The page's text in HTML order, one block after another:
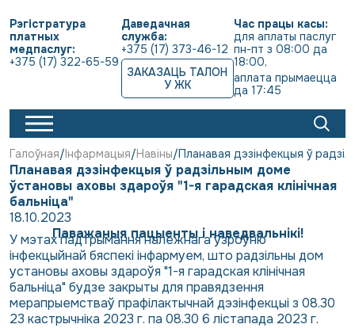
Рэгістратура
платных
медпаслуг:
+375 (17) 322-65-59
Даведачная
служба:
+375 (17) 373-46-12
ЗАКАЗАЦЬ ТАЛОН
У ЖК
Час працы касы:
для аплаты паслуг
пн-пт з 08:00 да
18:00,
аплата прымаецца
да 17:45
Галоўная Інфармацыя Навіны Планавая дэзінфекцыя ў
Планавая дэзінфекцыя ў радзільным доме
ўстановы аховы здароўя "1-я гарадская клінічная
бальніца"
18.10.2023
Паважаныя пацыенты і наведвальнікі!
У мэтах падтрымання належнага ўзроўню
інфекцыйнай бяспекі інфармуем, што радзільны дом
установы аховы здароўя "1-я гарадская клінічная
бальніца" будзе закрыты для правядзення
мерапрыемстваў прафілактычнай дэзінфекцыі з 08.30
23 кастрычніка 2023 г. па 08.30 6 лістапада 2023 г.